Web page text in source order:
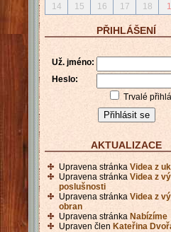
14
15 16 17 18
PŘIHLÁŠENÍ
Už. jméno:
Heslo:
Trvalé
AKTUALIZACE
Upravena stránka Videa z
Upravena stránka Videa z
poslušnosti
Upravena stránka Videa z
obran
Upravena stránka Nabízíme
Upraven člen Kateřina